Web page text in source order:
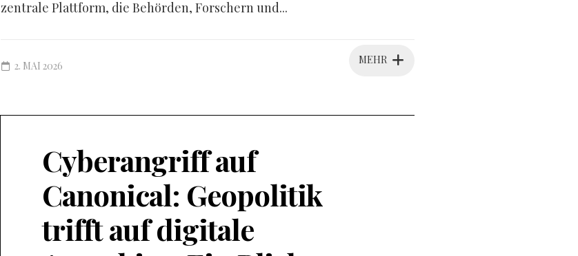
zentrale Plattform, die Behörden, Forschern und...
MEHR
2. MAI 2026
Cyberangriff auf
Canonical: Geopolitik
trifft auf digitale